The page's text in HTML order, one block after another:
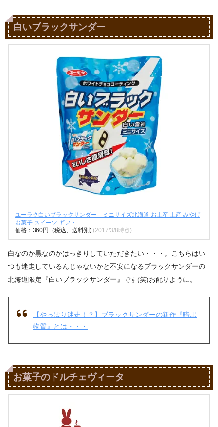
白いブラックサンダー
ユーラク白いブラックサンダー ミニサイズ北海道 お土産 土産 みやげ
お菓子 スイーツ ギフト
価格：360円（税込、送料別) (2017/3/8時点)
白なのか黒なのかはっきりしていただきたい・・・。こちらはい
つも迷走しているんじゃないかと不安になるブラックサンダーの
北海道限定『白いブラックサンダー』です(笑)お配りように。
【やっぱり迷走！？】ブラックサンダーの新作『暗黒
物質』とは・・・
お菓子のドルチェヴィータ